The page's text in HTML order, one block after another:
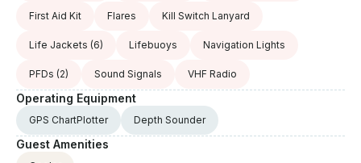
First Aid Kit Flares Kill Switch Lanyard
Life Jackets (6) Lifebuoys Navigation Lights
PFDs (2) Sound Signals VHF Radio
Operating Equipment
GPS ChartPlotter Depth Sounder
Guest Amenities